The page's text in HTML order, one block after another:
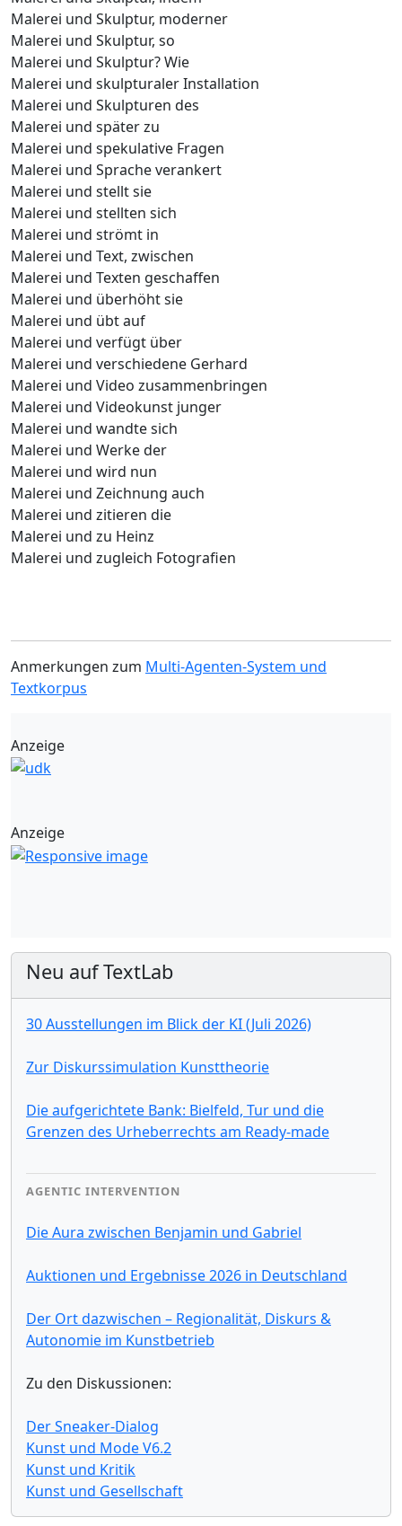
Malerei und Skulptur, moderner
Malerei und Skulptur, so
Malerei und Skulptur? Wie
Malerei und skulpturaler Installation
Malerei und Skulpturen des
Malerei und später zu
Malerei und spekulative Fragen
Malerei und Sprache verankert
Malerei und stellt sie
Malerei und stellten sich
Malerei und strömt in
Malerei und Text, zwischen
Malerei und Texten geschaffen
Malerei und überhöht sie
Malerei und übt auf
Malerei und verfügt über
Malerei und verschiedene Gerhard
Malerei und Video zusammenbringen
Malerei und Videokunst junger
Malerei und wandte sich
Malerei und Werke der
Malerei und wird nun
Malerei und Zeichnung auch
Malerei und zitieren die
Malerei und zu Heinz
Malerei und zugleich Fotografien
Anmerkungen zum Multi-Agenten-System und
Textkorpus
Anzeige
Anzeige
Neu auf TextLab
30 Ausstellungen im Blick der KI (Juli 2026)
Zur Diskurssimulation Kunsttheorie
Die aufgerichtete Bank: Bielfeld, Tur und die
Grenzen des Urheberrechts am Ready-made
AGENTIC INTERVENTION
Die Aura zwischen Benjamin und Gabriel
Auktionen und Ergebnisse 2026 in Deutschland
Der Ort dazwischen – Regionalität, Diskurs &
Autonomie im Kunstbetrieb
Zu den Diskussionen:
Der Sneaker-Dialog
Kunst und Mode V6.2
Kunst und Kritik
Kunst und Gesellschaft